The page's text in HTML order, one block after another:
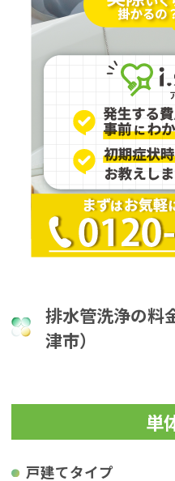
排水管洗浄の料
津市）
単
戸建てタイプ